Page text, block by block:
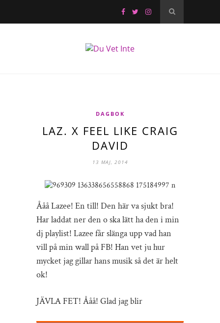
DAGBOK
LAZ. X FEEL LIKE CRAIG
DAVID
13 MAJ, 2014
Ååå Lazee! En till! Den här va sjukt bra!
Har laddat ner den o ska lätt ha den i min
dj playlist! Lazee får slänga upp vad han
vill på min wall på FB! Han vet ju hur
mycket jag gillar hans musik så det är helt
ok!
JÄVLA FET! Ååå! Glad jag blir